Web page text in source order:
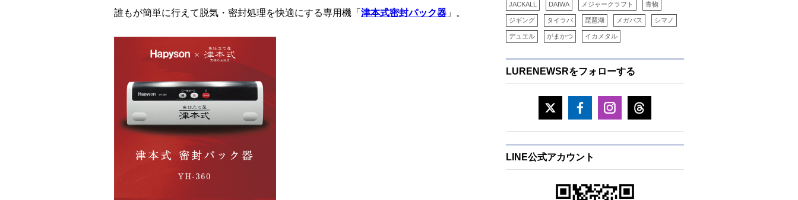
誰もが簡単に行えて脱気・密封処理を快適にする専用機「 津本式密封パック器 」。
JACKALL DAIWA メジャークラフト 青物
ジギング タイラバ 琵琶湖 メガバス シマノ
デュエル がまかつ イカメタル
LURENEWSRをフォローする
LINE公式アカウント